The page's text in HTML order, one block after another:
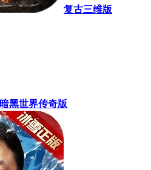
复古三维版
暗黑世界传奇版